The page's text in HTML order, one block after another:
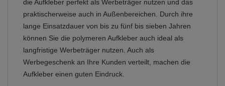
die Aufkleber perfekt als Werbeträger nutzen und das
praktischerweise auch in Außenbereichen. Durch ihre
lange Einsatzdauer von bis zu fünf bis sieben Jahren
können Sie die polymeren Aufkleber auch ideal als
langfristige Werbeträger nutzen. Auch als
Werbegeschenk an Ihre Kunden verteilt, machen die
Aufkleber einen guten Eindruck.